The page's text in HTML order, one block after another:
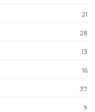
21
28
13
16
37
9